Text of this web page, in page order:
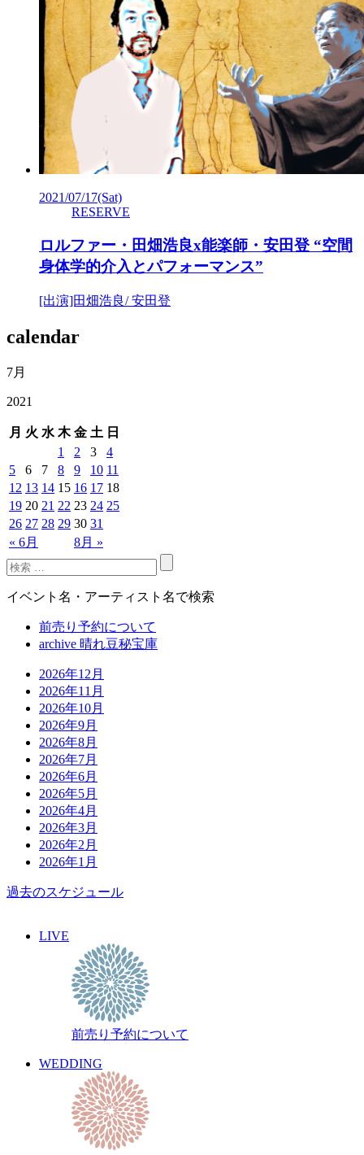
2021/07/17(Sat)
RESERVE
ロルファー・田畑浩良x能楽師・安田登 “空間
身体学的介入とパフォーマンス”
[出演]田畑浩良/ 安田登
calendar
7月
2021
月 火 水 木 金 土 日
« 6月 8月 »
1 2 3
4
5
6 7 8 9 10 11
12 13 14 15 16 17 18
19 20 21 22 23 24 25
26 27 28 29 30 31
イベント名・アーティスト名で検索
前売り予約について
archive 晴れ豆秘宝庫
2026年12月
2026年11月
2026年10月
2026年9月
2026年8月
2026年7月
2026年6月
2026年5月
2026年4月
2026年3月
2026年2月
2026年1月
過去のスケジュール
LIVE
前売り予約について
WEDDING